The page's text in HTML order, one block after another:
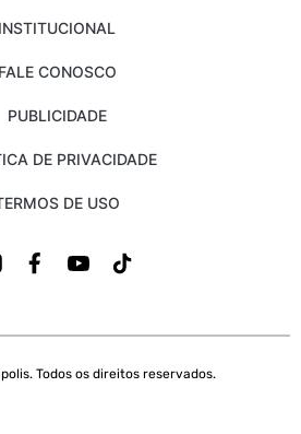
INSTITUCIONAL
FALE CONOSCO
PUBLICIDADE
DE PRIVACIDADE
DE USO
Todos os direitos reservados.